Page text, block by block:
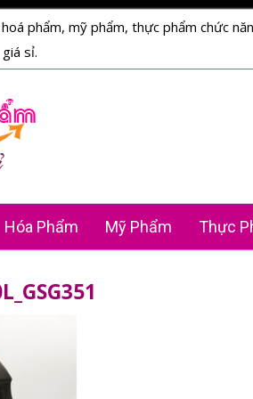
phẩm, mỹ phẩm, thực phẩm chức
sỉ.
Hóa Phẩm Mỹ Phẩm Thực